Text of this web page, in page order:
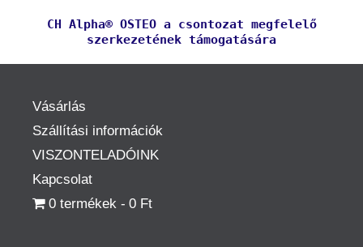
CH Alpha® OSTEO a csontozat megfelelő
szerkezetének támogatására
Vásárlás
Szállítási információk
VISZONTELADÓINK
Kapcsolat
0 termékek
0 Ft